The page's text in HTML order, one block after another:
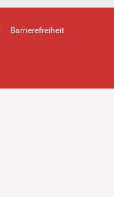
Barrierefreiheit